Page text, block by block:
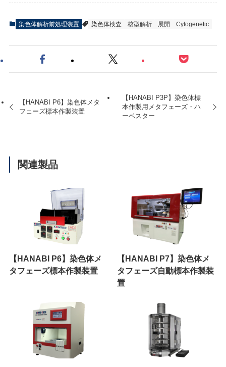
染色体解析前処理装置 染色体検査 核型解析 展開 Cytogenetic
【HANABI P6】染色体メタ
フェーズ標本作製装置
【HANABI P3P】染色体標
本作製用メタフェーズ・ハ
ーベスター
関連製品
【HANABI P6】染色体メ
タフェーズ標本作製装置
【HANABI P7】染色体メ
タフェーズ自動標本作製装
置